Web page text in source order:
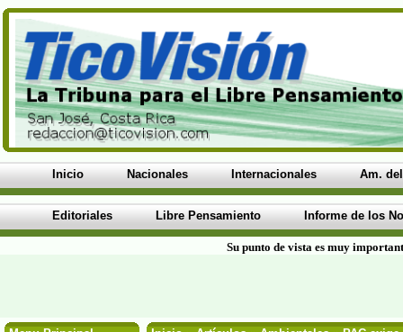
Inicio Nacionales Internacionales Am.
Editoriales Libre Pensamiento Informe de los
Su punto de vista es muy